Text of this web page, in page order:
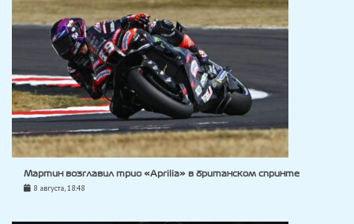
Мартин возглавил трио «Aprilia» в британском спринте
8 августа, 18:48